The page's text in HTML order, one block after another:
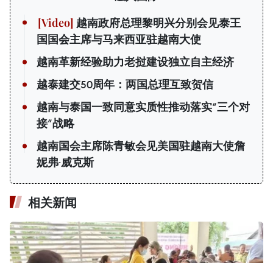
越南政府总理黎明兴分别会见泰王
国国会主席与马来西亚驻越南大使
越南革新经验助力老挝建设独立自主经济
越泰建交50周年：两国总理互致贺信
越南与泰国一致同意实质性推动落实“三个对
接”战略
越南国会主席陈青敏会见美国驻越南大使詹
妮弗·威克斯
相关新闻